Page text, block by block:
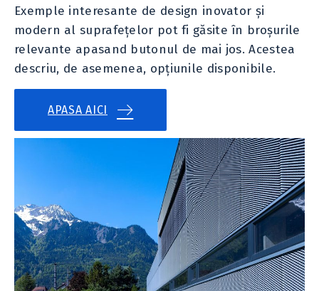
Exemple interesante de design inovator și
modern al suprafețelor pot fi găsite în broșurile
relevante apasand butonul de mai jos. Acestea
descriu, de asemenea, opțiunile disponibile.
APASA AICI